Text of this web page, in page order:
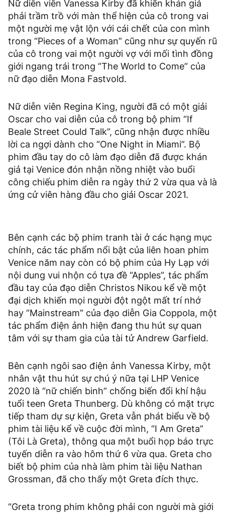
Nữ diễn viên Vanessa Kirby đã khiến khán giả
phải trầm trồ với màn thể hiện của cô trong vai
một người mẹ vật lộn với cái chết của con mình
trong “Pieces of a Woman” cũng như sự quyến rũ
của cô trong vai một người vợ với mối tình đồng
giới ngang trái trong “The World to Come” của
nữ đạo diễn Mona Fastvold.
Nữ diễn viên Regina King, người đã có một giải
Oscar cho vai diễn của cô trong bộ phim “If
Beale Street Could Talk”, cũng nhận được nhiều
lời ca ngợi dành cho “One Night in Miami”. Bộ
phim đầu tay do cô làm đạo diễn đã được khán
giả tại Venice đón nhận nồng nhiệt vào buổi
công chiếu phim diễn ra ngày thứ 2 vừa qua và là
ứng cử viên hàng đầu cho giải Oscar 2021.
Bên cạnh các bộ phim tranh tài ở các hạng mục
chính, các tác phẩm nổi bật của liên hoan phim
Venice năm nay còn có bộ phim của Hy Lạp với
nội dung vui nhộn có tựa đề “Apples”, tác phẩm
đầu tay của đạo diễn Christos Nikou kể về một
đại dịch khiến mọi người đột ngột mất trí nhớ
hay “Mainstream” của đạo diễn Gia Coppola, một
tác phẩm điện ảnh hiện đang thu hút sự quan
tâm với sự tham gia của tài tử Andrew Garfield.
Bên cạnh ngôi sao điện ảnh Vanessa Kirby, một
nhân vật thu hút sự chú ý nữa tại LHP Venice
2020 là “nữ chiến binh” chống biến đổi khí hậu
tuổi teen Greta Thunberg. Dù không có mặt trực
tiếp tham dự sự kiện, Greta vẫn phát biểu về bộ
phim tài liệu kể về cuộc đời mình, “I Am Greta”
(Tôi Là Greta), thông qua một buổi họp báo trực
tuyến diễn ra vào hôm thứ 6 vừa qua. Greta cho
biết bộ phim của nhà làm phim tài liệu Nathan
Grossman, đã cho thấy một Greta đích thực.
“Greta trong phim không phải con người mà giới